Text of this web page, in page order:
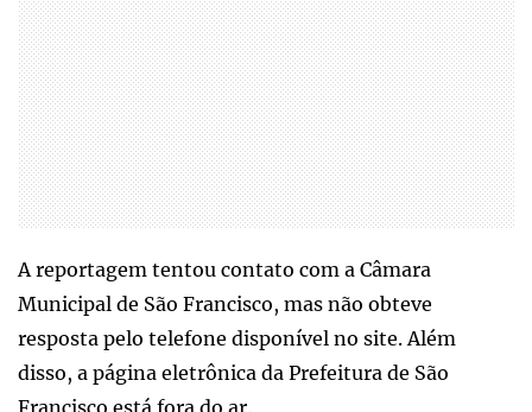
A reportagem tentou contato com a Câmara
Municipal de São Francisco, mas não obteve
resposta pelo telefone disponível no site. Além
disso, a página eletrônica da Prefeitura de São
Francisco está fora do ar.